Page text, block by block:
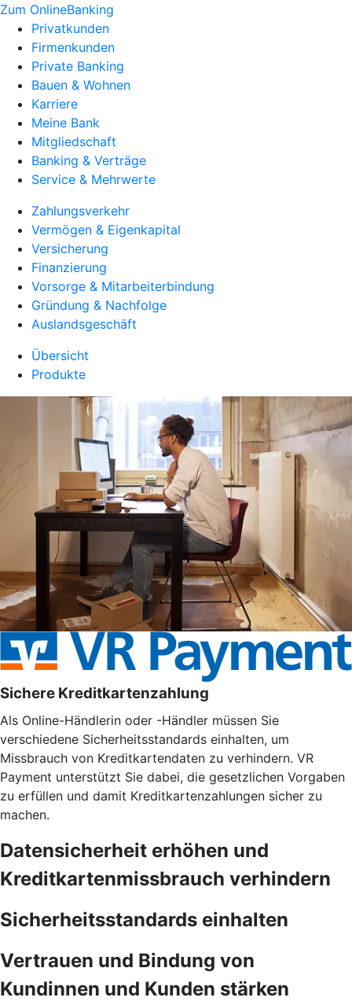
Zum OnlineBanking
Privatkunden
Firmenkunden
Private Banking
Bauen & Wohnen
Karriere
Meine Bank
Mitgliedschaft
Banking & Verträge
Service & Mehrwerte
Zahlungsverkehr
Vermögen & Eigenkapital
Versicherung
Finanzierung
Vorsorge & Mitarbeiterbindung
Gründung & Nachfolge
Auslandsgeschäft
Übersicht
Produkte
Sichere Kreditkartenzahlung
Als Online-Händlerin oder -Händler müssen Sie
verschiedene Sicherheitsstandards einhalten, um
Missbrauch von Kreditkartendaten zu verhindern. VR
Payment unterstützt Sie dabei, die gesetzlichen Vorgaben
zu erfüllen und damit Kreditkartenzahlungen sicher zu
machen.
Datensicherheit erhöhen und
Kreditkartenmissbrauch verhindern
Sicherheitsstandards einhalten
Vertrauen und Bindung von
Kundinnen und Kunden stärken